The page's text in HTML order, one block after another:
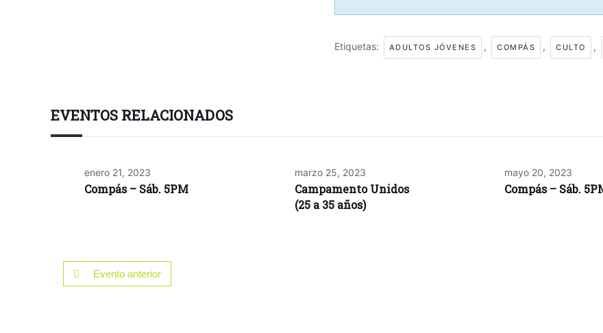
Etiquetas: ADULTOS JÓVENES , COMPÁS , CULTO ,
EVENTOS RELACIONADOS
enero 21, 2023
Compás – Sáb. 5PM
marzo 25, 2023
Campamento Unidos
(25 a 35 años)
mayo 20, 2023
Compás – Sáb.
Evento anterior